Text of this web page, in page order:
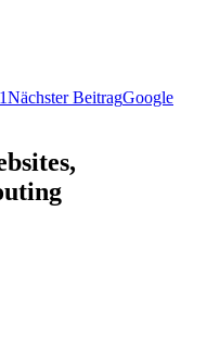
Nächster BeitragGoogle